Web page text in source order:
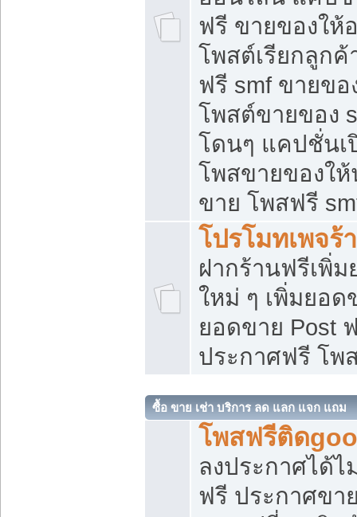
ฟรี ขายของให้
โพสต์เรียกลูกค้
ฟรี smf ขายขอ
โพสต์ขายของ
โดนๆ แคปชั่นเ
โพสขายของใ
ขาย โพสฟรี
โปรโมทเพจร้
ฝากร้านฟรีเพิ่
ใหม่ ๆ เพิ่มยอด
ยอดขาย Post
ประกาศฟรี โพ
ซื้อ ขาย เช่า บริการ ลด แลก แจก แถม
โพสฟรีติด
ลงประกาศได้
ฟรี ประกาศข